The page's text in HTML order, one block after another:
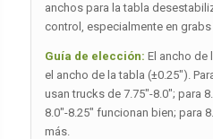
anchos para la tabla
control, especialmente en
Guía de elección: El ancho de
el ancho de la tabla (±0.25″).
usan trucks de 7.75″-8.0″; para
8.0″-8.25″ funcionan bien; para
más.